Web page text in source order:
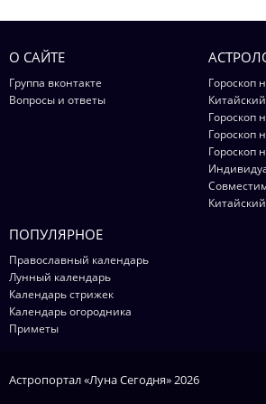
О САЙТЕ
Группа вконтакте
Вопросы и ответы
Гороскоп
Гороскоп
Гороскоп
Гороскоп
ПОПУЛЯРНОЕ
Православный календарь
Лунный календарь
Календарь стрижек
Календарь огородника
Приметы
Астропортал «Луна Сегодня» 2026